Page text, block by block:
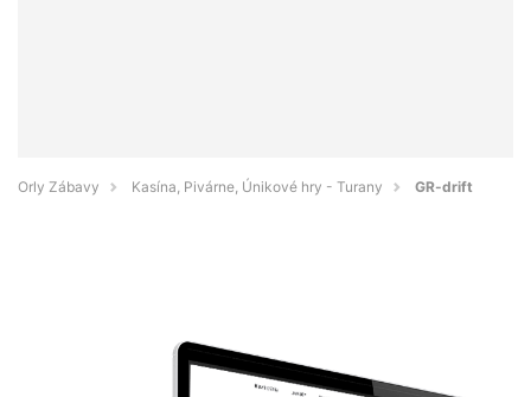
Orly Zábavy Kasína, Pivárne, Únikové hry - Turany GR-drift